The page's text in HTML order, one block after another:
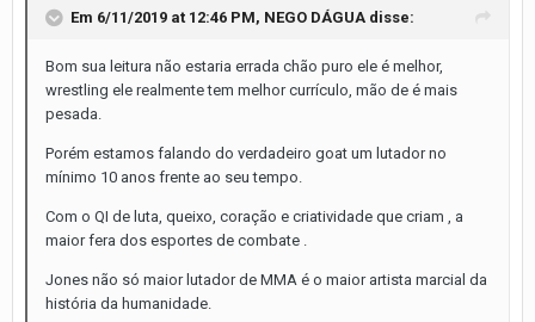
Em 6/11/2019 at 12:46 PM, NEGO DÁGUA disse:
Bom sua leitura não estaria errada chão puro ele é melhor,
wrestling ele realmente tem melhor currículo, mão de é mais
pesada.
Porém estamos falando do verdadeiro goat um lutador no
mínimo 10 anos frente ao seu tempo.
Com o QI de luta, queixo, coração e criatividade que criam , a
maior fera dos esportes de combate .
Jones não só maior lutador de MMA é o maior artista marcial da
história da humanidade.